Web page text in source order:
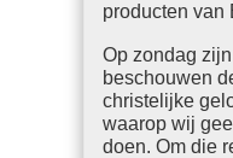
producten van
Op zondag
beschouwen
christelijke
waarop wij
doen. Om die